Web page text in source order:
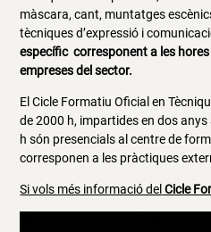
màscara, cant, muntatges
tècniques d’expressió i
específic corresponent a les
empreses del sector.
El Cicle Formatiu Oficial en
de 2000 h, impartides en dos
h són presencials al centre de
corresponen a les pràctiques
Si vols més informació del Cicle